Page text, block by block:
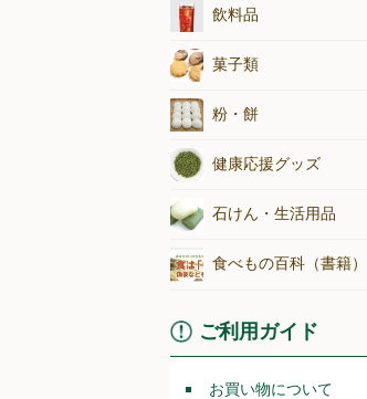
飲料品
菓子類
粉・餅
健康応援グッズ
石けん・生活用品
食べもの百科（書籍）
ご利用ガイド
お買い物について